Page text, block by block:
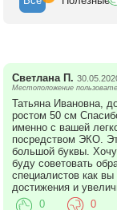
Светлана П.
Местоположение
Татьяна Ивановна,
ростом 50 см
именно с вашей
посредством ЭКО.
большой буквы.
буду советовать
специалистов как
достижения и
0
0